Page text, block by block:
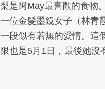
是阿May最喜歡的食物
位金髮墨鏡女子（林青
段似有若無的愛情。這
也是5月1日，最後她沒